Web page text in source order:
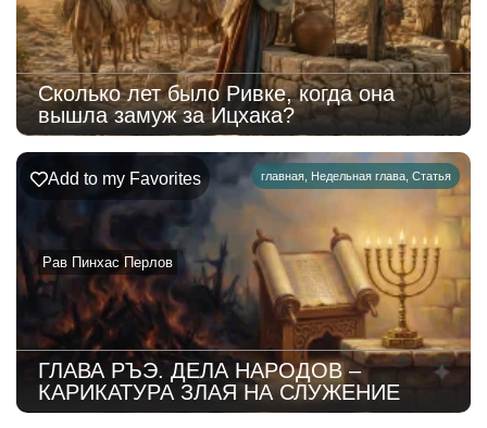
Сколько лет было Ривке, когда она
вышла замуж за Ицхака?
главная Недельная глава Статья
Рав Пинхас Перлов
Add to my Favorites
ГЛАВА РЪЭ. ДЕЛА НАРОДОВ –
КАРИКАТУРА ЗЛАЯ НА СЛУЖЕНИЕ